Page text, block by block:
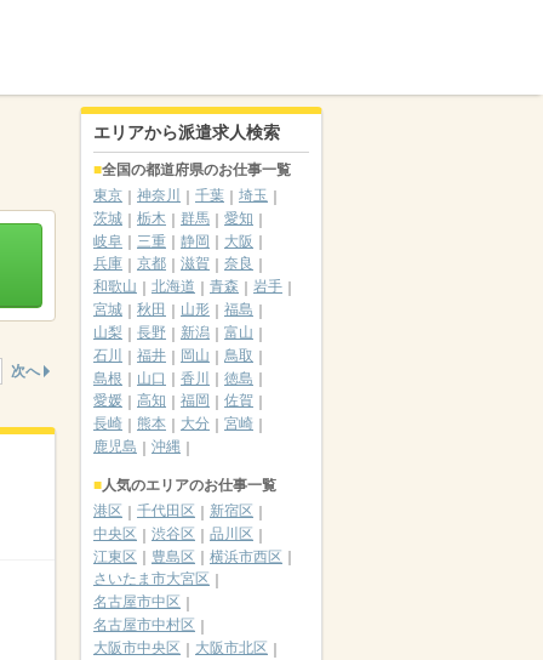
次へ
エリアから派遣求人検索
全国の都道府県のお仕事一覧
東京
神奈川 千葉
埼玉
茨城
栃木 群馬
愛知
岐阜
三重 静岡
大阪
兵庫
京都 滋賀
奈良
和歌山
北海道 青森
岩手
宮城
秋田 山形
福島
山梨
長野 新潟
富山
石川
福井 岡山
鳥取
島根
山口 香川
徳島
愛媛
高知 福岡
佐賀
長崎
熊本 大分
宮崎
鹿児島
沖縄
人気のエリアのお仕事一覧
港区
千代田区
新宿区
中央区
渋谷区
品川区
江東区
豊島区
横浜市西区
さいたま市大宮区
名古屋市中区
名古屋市中村区
大阪市中央区
大阪市北区